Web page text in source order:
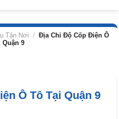
Tận Nơi / Địa Chỉ Độ Cốp Điện Ô
Quận 9
Ô Tô Tại Quận 9